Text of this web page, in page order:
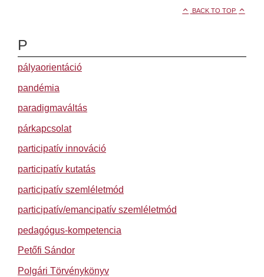
BACK TO TOP
P
pályaorientáció
pandémia
paradigmaváltás
párkapcsolat
participatív innováció
participatív kutatás
participatív szemléletmód
participatív/emancipatív szemléletmód
pedagógus-kompetencia
Petőfi Sándor
Polgári Törvénykönyv